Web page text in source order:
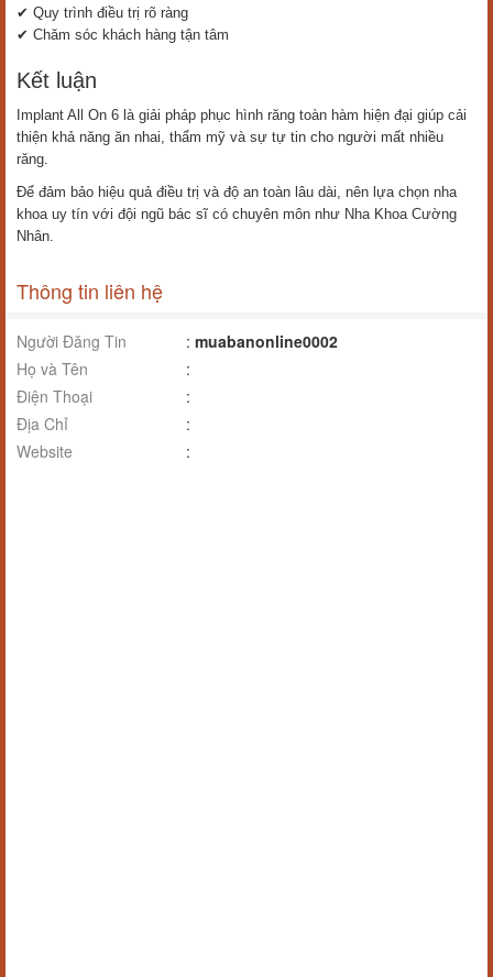
✔ Quy trình điều trị rõ ràng
✔ Chăm sóc khách hàng tận tâm
Kết luận
Implant All On 6 là giải pháp phục hình răng toàn hàm hiện đại giúp cải
thiện khả năng ăn nhai, thẩm mỹ và sự tự tin cho người mất nhiều
răng.
Để đảm bảo hiệu quả điều trị và độ an toàn lâu dài, nên lựa chọn nha
khoa uy tín với đội ngũ bác sĩ có chuyên môn như Nha Khoa Cường
Nhân.
Thông tin liên hệ
Người Đăng Tin : muabanonline0002
Họ và Tên
:
Điện Thoại
:
Địa Chỉ
:
Website
: